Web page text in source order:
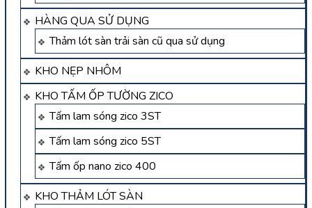
HÀNG QUA SỬ DỤNG
Thảm lót sàn trải sàn cũ qua sử dụng
KHO NẸP NHÔM
KHO TẤM ỐP TƯỜNG ZICO
Tấm lam sóng zico 3ST
Tấm lam sóng zico 5ST
Tấm ốp nano zico 400
KHO THẢM LÓT SÀN